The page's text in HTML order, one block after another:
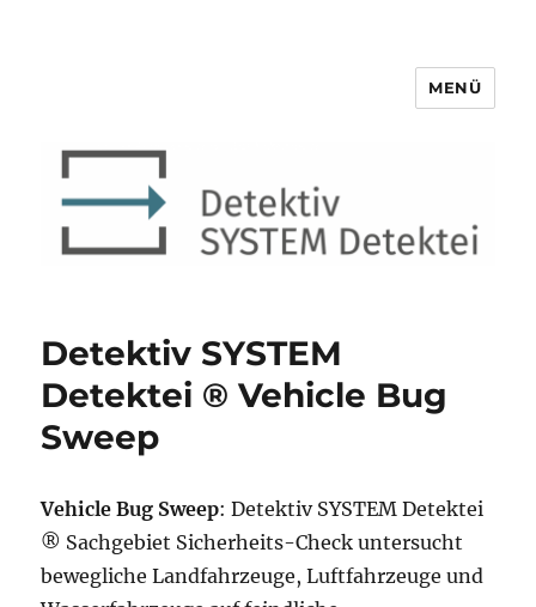
Detektiv SYSTEM Detektei ®
MENÜ
Detektiv SYSTEM
Detektei ® Vehicle Bug
Sweep
Vehicle Bug Sweep: Detektiv SYSTEM Detektei
® Sachgebiet Sicherheits-Check untersucht
bewegliche Landfahrzeuge, Luftfahrzeuge und